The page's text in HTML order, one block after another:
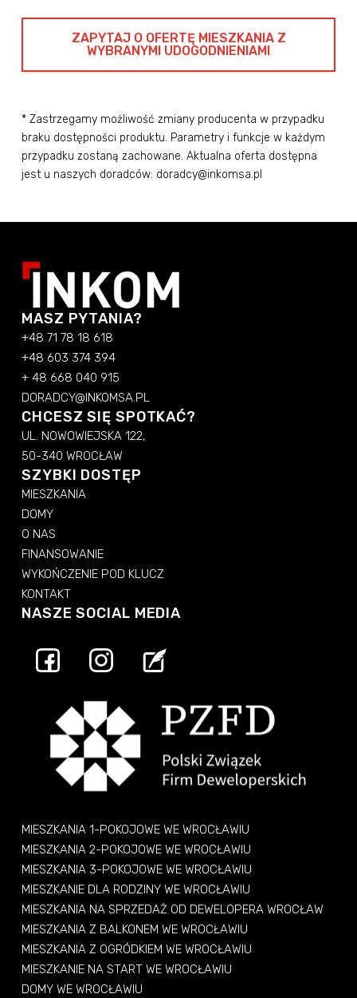
ZAPYTAJ O OFERTĘ MIESZKANIA Z
WYBRANYMI UDOGODNIENIAMI
* Zastrzegamy możliwość zmiany producenta w przypadku
braku dostępności produktu. Parametry i funkcje w każdym
przypadku zostaną zachowane. Aktualna oferta dostępna
jest u naszych doradców: doradcy@inkomsa.pl
MASZ PYTANIA?
+48 71 78 18 618
+48 603 374 394
+ 48 668 040 915
DORADCY@INKOMSA.PL
CHCESZ SIĘ SPOTKAĆ?
UL. NOWOWIEJSKA 122,
50-340 WROCŁAW
SZYBKI DOSTĘP
MIESZKANIA
DOMY
O NAS
FINANSOWANIE
WYKOŃCZENIE POD KLUCZ
KONTAKT
NASZE SOCIAL MEDIA
MIESZKANIA 1-POKOJOWE WE WROCŁAWIU
MIESZKANIA 2-POKOJOWE WE WROCŁAWIU
MIESZKANIA 3-POKOJOWE WE WROCŁAWIU
MIESZKANIE DLA RODZINY WE WROCŁAWIU
MIESZKANIA NA SPRZEDAŻ OD DEWELOPERA WROCŁAW
MIESZKANIA Z BALKONEM WE WROCŁAWIU
MIESZKANIA Z OGRÓDKIEM WE WROCŁAWIU
MIESZKANIE NA START WE WROCŁAWIU
DOMY WE WROCŁAWIU